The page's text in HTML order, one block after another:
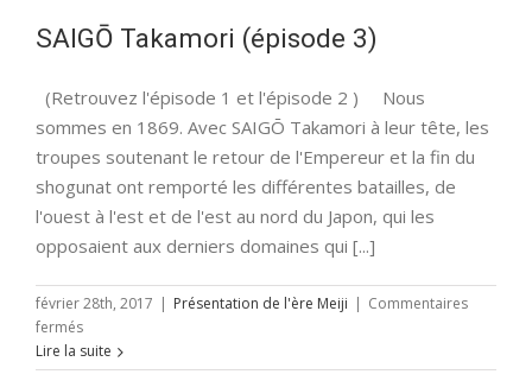
SAIGŌ Takamori (épisode 3)
(Retrouvez l'épisode 1 et l'épisode 2 ) Nous
sommes en 1869. Avec SAIGŌ Takamori à leur tête, les
troupes soutenant le retour de l'Empereur et la fin du
shogunat ont remporté les différentes batailles, de
l'ouest à l'est et de l'est au nord du Japon, qui les
opposaient aux derniers domaines qui [...]
février 28th, 2017 | Présentation de l'ère Meiji | Commentaires
ferméssur
SAIGŌ
Takamori
Lire la suite